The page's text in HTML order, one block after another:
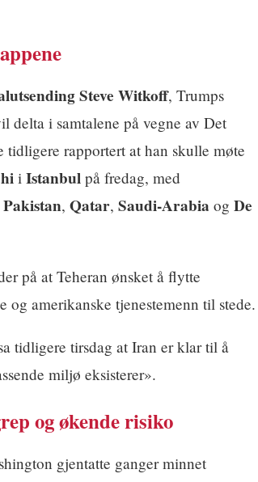
Steve Witkoff, Trumps
delta i samtalene på vegne av Det
rapportert at han skulle møte
i Istanbul på fredag, med
Pakistan, Qatar, Saudi-Arabia og De
på at Teheran ønsket å flytte
og amerikanske tjenestemenn til stede.
tidligere tirsdag at Iran er klar til å
miljø eksisterer».
og økende risiko
gjentatte ganger minnet